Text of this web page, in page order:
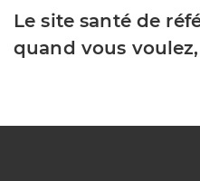
Le site santé de
quand vous